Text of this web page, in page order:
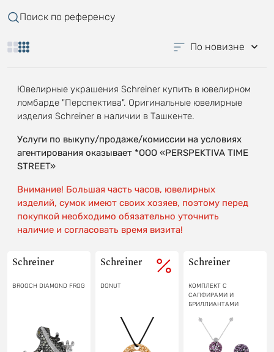
Поиск по референсу
По новизне
Ювелирные украшения Schreiner купить в ювелирном
ломбарде "Перспектива". Оригинальные ювелирные
изделия Schreiner в наличии в Ташкенте.
Услуги по выкупу/продаже/комиссии на условиях
агентирования оказывает *OOO «PERSPEKTIVA TIME
STREET»
Внимание! Большая часть часов, ювелирных
изделий, сумок имеют своих хозяев, поэтому перед
покупкой необходимо обязательно уточнить
наличие и согласовать время визита!
Schreiner
BROOCH DIAMOND FROG
Schreiner
DONUT
Schreiner
КОМПЛЕКТ С
САПФИРАМИ И
БРИЛЛИАНТАМИ